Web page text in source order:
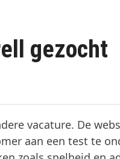
gezocht
vacature. De
aan een test te